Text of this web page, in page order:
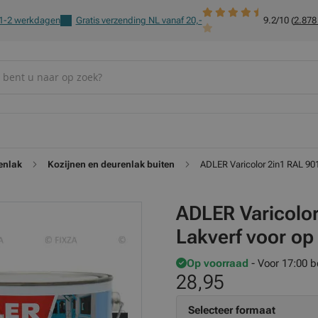
2 werkdagen Gratis verzending NL vanaf 20,- 9.2/10 (2.878
Kozijnen en deurenlak buiten ADLER Varicolor 2in1 RAL
ADLER
Lakverf voor
Op voorraad - Voor 17:00
28,95
Selecteer formaat